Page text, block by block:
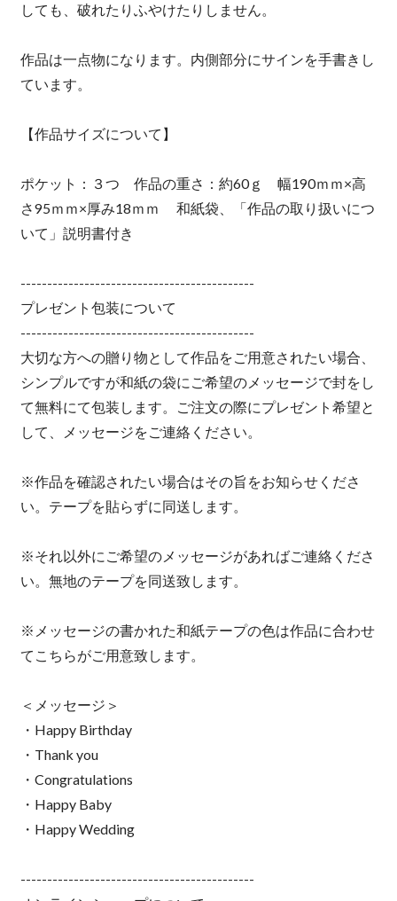
しても、破れたりふやけたりしません。
作品は一点物になります。内側部分にサインを手書きし
ています。
【作品サイズについて】
ポケット：３つ 作品の重さ：約60ｇ 幅190ｍｍ×高
さ95ｍｍ×厚み18ｍｍ 和紙袋、「作品の取り扱いにつ
いて」説明書付き
--------------------------------------------
プレゼント包装について
--------------------------------------------
大切な方への贈り物として作品をご用意されたい場合、
シンプルですが和紙の袋にご希望のメッセージで封をし
て無料にて包装します。ご注文の際にプレゼント希望と
して、メッセージをご連絡ください。
※作品を確認されたい場合はその旨をお知らせくださ
い。テープを貼らずに同送します。
※それ以外にご希望のメッセージがあればご連絡くださ
い。無地のテープを同送致します。
※メッセージの書かれた和紙テープの色は作品に合わせ
てこちらがご用意致します。
＜メッセージ＞
・Happy Birthday
・Thank you
・Congratulations
・Happy Baby
・Happy Wedding
--------------------------------------------